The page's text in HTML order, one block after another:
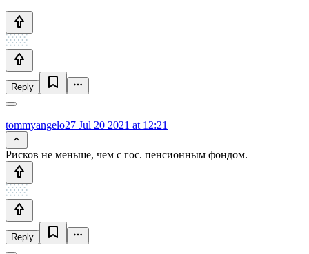
Reply
tommyangelo27 Jul 20 2021 at 12:21
Рисков не меньше, чем с гос. пенсионным фондом.
Reply